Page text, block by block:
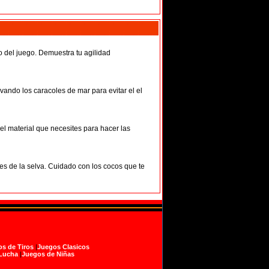
juego. Demuestra tu agilidad
los caracoles de mar para evitar el el
material que necesites para hacer las
de la selva. Cuidado con los cocos que te
de Tiros|Juegos Clasicos
|Juegos de Niñas